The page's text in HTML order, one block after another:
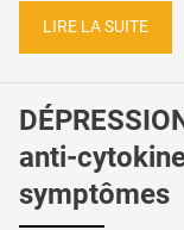
LIRE LA SUITE
anti-
symptômes